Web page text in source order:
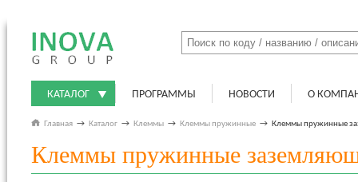
КАТАЛОГ ПРОГРАММЫ НОВОСТИ О
Главная → Каталог → Клеммы → Клеммы пружинные → Клеммы пружинные
Клеммы пружинные